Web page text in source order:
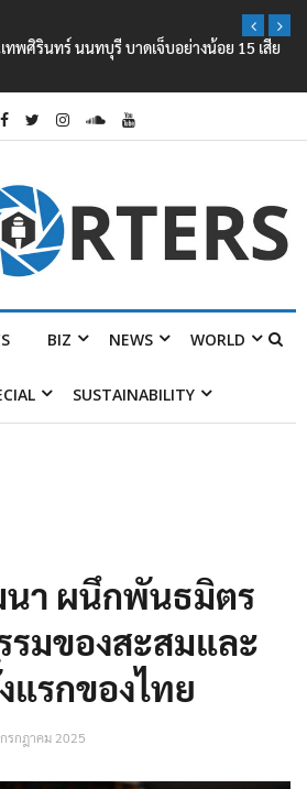
ทพศิรินทร์ นนทบุรี บาดเจ็บอย่างน้อย 15 เสีย
BIZ NEWS WORLD
SUSTAINABILITY
า ผนึกพันธมิตร
รมของสะสมและ
แรกของไทย
รกฎาคม 2025